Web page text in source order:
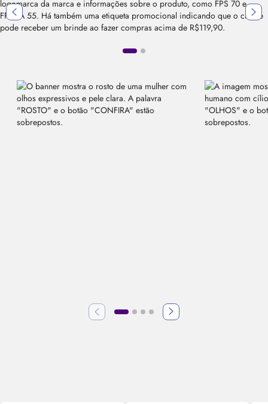
beleza, oferecendo opções para diferentes tipos de pele, tonalidades
e ocasiões. Você encontra desde a base perfeita, que garante um
acabamento impecável, até itens essenciais como blush, batom
elaboradas de tirar o fôlego, aBeleza na Web
é o seu destino certo.
Se você busca uma maquiagem de arrasar com qualidade
profissional e preços imperdíveis, seu lugar é aqui! Explore nossa
coleção e crie seu próximo look!